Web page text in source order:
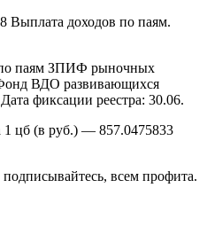
Выплата доходов по паям.
по паям ЗПИФ рыночных
ВДО развивающихся
фиксации реестра: 30.06.
1 цб (в руб.) — 857.0475833
всем профита.